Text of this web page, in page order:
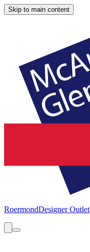
Skip to main content
RoermondDesigner Outlet